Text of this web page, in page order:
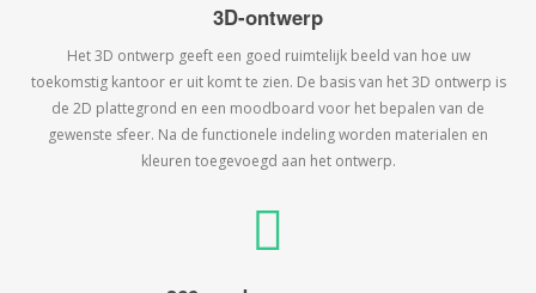
3D-ontwerp
Het 3D ontwerp geeft een goed ruimtelijk beeld van hoe uw
toekomstig kantoor er uit komt te zien. De basis van het 3D ontwerp is
de 2D plattegrond en een moodboard voor het bepalen van de
gewenste sfeer. Na de functionele indeling worden materialen en
kleuren toegevoegd aan het ontwerp.